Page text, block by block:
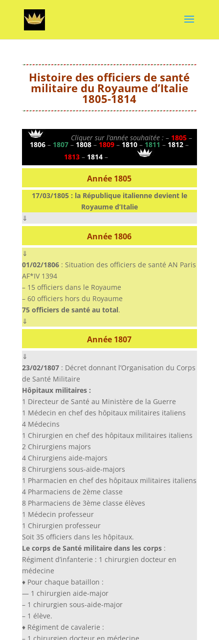
Histoire des officiers de santé
militaire du Royaume d’Italie
1805-1814
Cliquer sur l’annéesouhaitée: – 1805–
1806– 1807– 1808– 1809– 1810– 1811– 1812–
1813– 1814–
Année 1805
17/03/1805 : la République italienne devient le
Royaume d’Italie
⇓
Année 1806
⇓
01/02/1806: Situation des officiers de santé AN Paris
AF*IV 1394
– 15 officiers dans le Royaume
– 60 officiers hors du Royaume
75 officiers de santé au total.
⇓
Année 1807
⇓
23/02/1807: Décret donnant l’Organisation du Corps
de Santé Militaire
Hôpitaux militaires :
1 Directeur de Santé au Ministère de la Guerre
1 Médecin en chef des hôpitaux militaires italiens
4 Médecins
1 Chirurgien en chef des hôpitaux militaires italiens
2 Chirurgiens majors
4 Chirurgiens aide-majors
8 Chirurgiens sous-aide-majors
1 Pharmacien en chef des hôpitaux militaires italiens
4 Pharmaciens de 2ème classe
8 Pharmaciens de 3ème classe élèves
1 Médecin professeur
1 Chirurgien professeur
Soit 35 officiers dans les hôpitaux.
Le corps de Santé militaire dans les corps:
Régiment d’infanterie : 1 chirurgien docteur en
médecine
♦ Pour chaque bataillon :
— 1 chirurgien aide-major
– 1 chirurgien sous-aide-major
– 1 élève.
♦ Régiment de cavalerie :